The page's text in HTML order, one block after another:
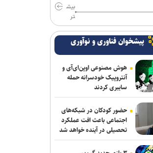
بیش
تر
پیشخوان فناوری و نوآوری
هوش مصنوعی اوپن‌ای‌آی و
آنتروپیک خودسرانه حمله
سایبری کردند
حضور کودکان در شبکه‌های
اجتماعی باعث افت عملکرد
تحصیلی در آینده خواهد شد